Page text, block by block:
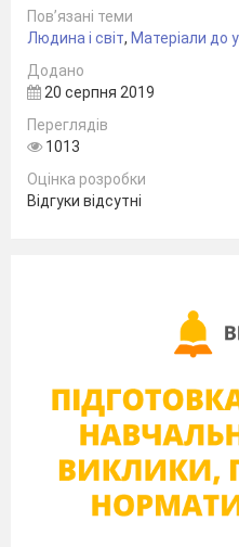
(для молодшого
Який відправляє
подорож навколо
виникненням. Кожне
історія про таку
Мета збірника–
професіями, з
вдосконалення в
Пов’язані теми
Людина і світ, Матеріали до
Додано
20 серпня 2019
Переглядів
1013
Оцінка розробки
Відгуки відсутні